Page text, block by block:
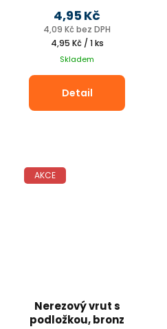
4,5 x 45 mm
4,09 Kč bez DPH
4,95 Kč
Měrná
cena:
4,95 Kč / 1 ks
Skladem
Detail
AKCE
Nerezový vrut s
podložkou, bronz